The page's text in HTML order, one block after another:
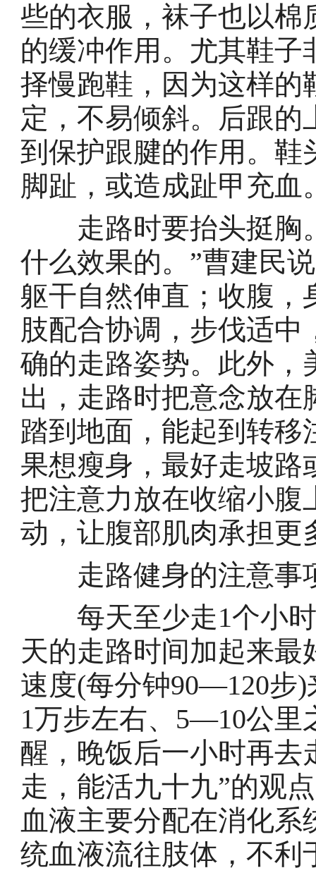
些的衣服，袜子也以棉
的缓冲作用。尤其鞋
择慢跑鞋，因为这样的
定，不易倾斜。后跟
到保护跟腱的作用。鞋
脚趾，或造成趾甲充血
走路时要抬头挺胸
什么效果的。”曹建民
躯干自然伸直；收腹，
肢配合协调，步伐适
确的走路姿势。此外，
出，走路时把意念放
踏到地面，能起到转
果想瘦身，最好走坡路
把注意力放在收缩小腹
动，让腹部肌肉承担更
走路健身的注意事
每天至少走1个小时
天的走路时间加起来最
速度(每分钟90—120步
1万步左右、5—10公里
醒，晚饭后一小时再去
走，能活九十九”的观
血液主要分配在消化
统血液流往肢体，不利